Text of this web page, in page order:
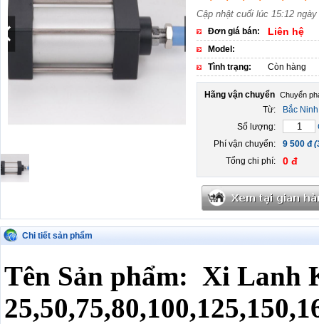
Cập nhật cuối lúc 15:12
Đơn giá bán:
Liên hệ
Model:
Tình trạng:
Còn hàng
Hãng vận chuyển
Từ:
Bắc Ninh
Số lượng:
Phí vận chuyển:
9 500 đ
Tổng chi phí:
0 đ
Chi tiết sản phẩm
Tên Sản phẩm: Xi Lanh